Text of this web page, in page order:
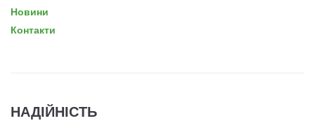
Новини
Контакти
НАДІЙНІСТЬ